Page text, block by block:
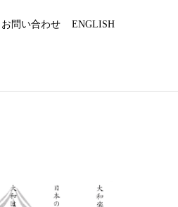
お問い合わせ ENGLISH